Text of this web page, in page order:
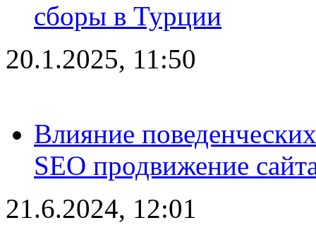
сборы в Турции
20.1.2025, 11:50
Влияние
SEO продвижение
21.6.2024, 12:01